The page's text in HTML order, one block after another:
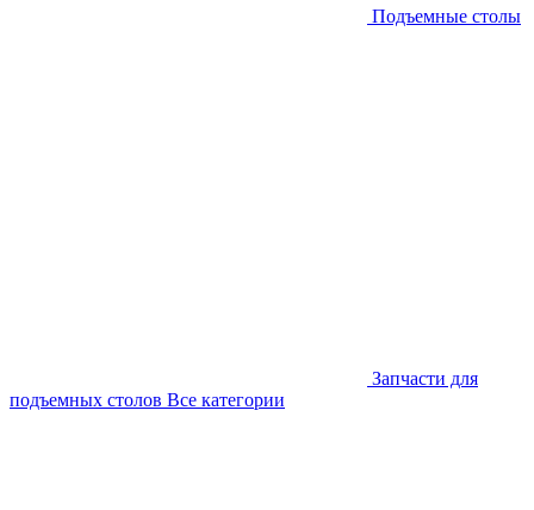
Подъемные столы
Запчасти для
подъемных столов Все категории